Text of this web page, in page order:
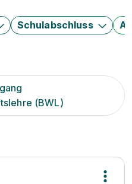
Schulabschluss
(BWL)